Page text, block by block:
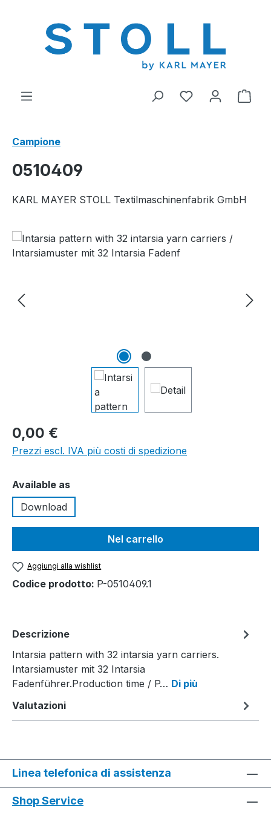
Hai 0 articoliIl
Campione
0510409
KARL MAYER STOLL Textilmaschinenfabrik GmbH
Salta la galleria di immagini
0,00 €
Prezzi escl. IVA più costi di spedizione
Seleziona
Available as
Download
Nel carrello
Aggiungi alla wishlist
Codice prodotto: P-0510409.1
Descrizione
Intarsia pattern with 32 intarsia yarn carriers.
Intarsiamuster mit 32 Intarsia
Fadenführer.Production time / P… Di più
Valutazioni
Linea telefonica di assistenza
Shop Service